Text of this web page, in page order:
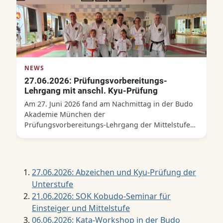
erwartet.
NEWS
27.06.2026: Prüfungsvorbereitungs-
Lehrgang mit anschl. Kyu-Prüfung
Am 27. Juni 2026 fand am Nachmittag in der Budo
Akademie München der
Prüfungsvorbereitungs‑Lehrgang der Mittelstufe
einer konzentrierten Wiederholung zentraler
Mittelstufen‑Techniken: Kihon‑Kombinationen,
präzise Kata‑Abläufe sowie Partnerübungen, die
Timing, Distanz und Kontrolle schärften. Die
Trainer legten besonderen Wert auf technische
27.06.2026: Abzeichen und Kyu-Prüfung der
Unterstufe
21.06.2026: SOK Kobudo-Seminar für
Einsteiger und Mittelstufe
06.06.2026: Kata‑Workshop in der Budo